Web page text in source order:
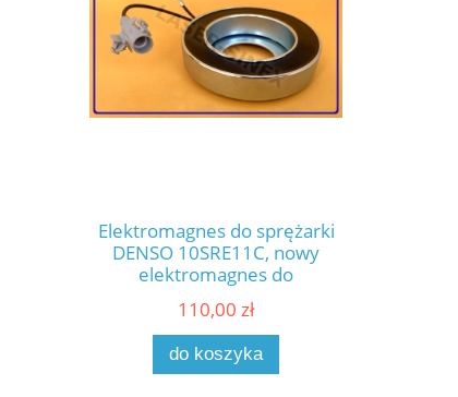
Elektromagnes do sprężarki
DENSO 10SRE11C, nowy
elektromagnes do
klimatyzacji TOYOTA Hilux
2.4, 2.8 (2015 -), części
zamienne do sprzęgieł
kompresorów (EM-116)
110,00 zł
do koszyka